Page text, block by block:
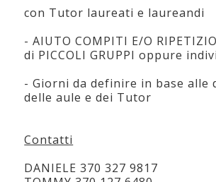
con Tutor laureati e laureandi
- AIUTO COMPITI E/O
di PICCOLI GRUPPI oppure
- Giorni da definire in base alle
delle aule e dei Tutor
Contatti
DANIELE 370 327 9817